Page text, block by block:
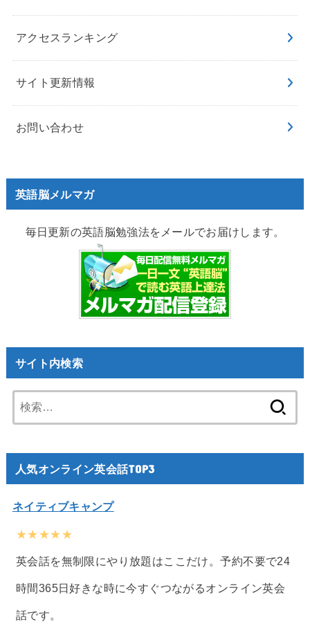
アクセスランキング
サイト更新情報
お問い合わせ
英語脳メルマガ
毎日更新の英語脳勉強法をメールでお届けします。
サイト内検索
索:
人気オンライン英会話TOP3
ネイティブキャンプ
★★★★★
英会話を無制限にやり放題はここだけ。予約不要で24
時間365日好きな時に今すぐつながるオンライン英会
話です。